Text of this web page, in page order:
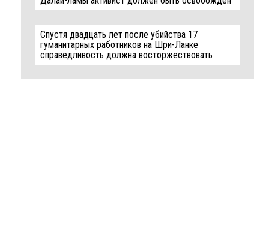
Спустя двадцать лет после убийства 17
гуманитарных работников на Шри-Ланке
справедливость должна восторжествовать